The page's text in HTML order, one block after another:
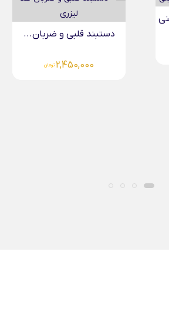
دستبند قلبی و ضربان...
2,450,000 تومان